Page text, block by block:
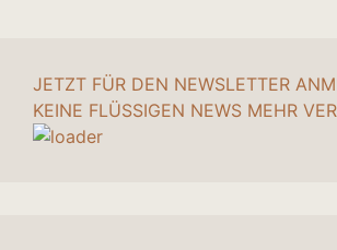
JETZT FÜR DEN NEWSLETTER
KEINE FLÜSSIGEN NEWS MEHR